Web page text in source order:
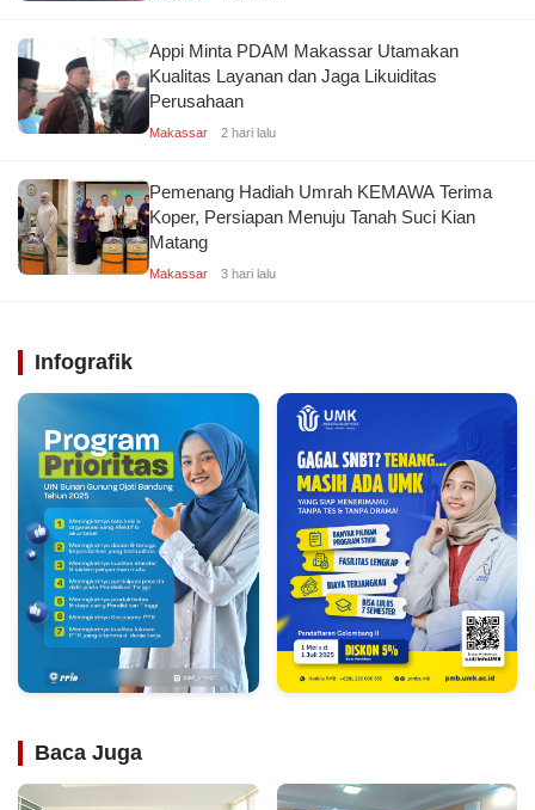
Appi Minta PDAM Makassar Utamakan
Kualitas Layanan dan Jaga Likuiditas
Perusahaan
Makassar 2 hari lalu
Pemenang Hadiah Umrah KEMAWA Terima
Koper, Persiapan Menuju Tanah Suci Kian
Matang
Makassar 3 hari lalu
Infografik
Baca Juga